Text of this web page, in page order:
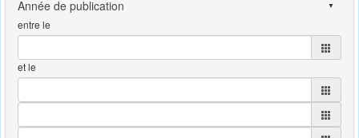
entre le
et le